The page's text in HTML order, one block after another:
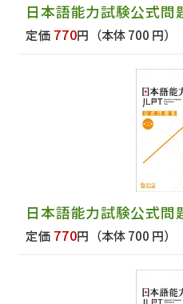
日本語能力試験公式
定価 770円 （本体 700 円）
日本語能力試験公式
定価 770円 （本体 700 円）